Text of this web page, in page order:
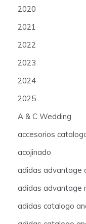
2020
2021
2022
2023
2024
2025
A & C Wedding
accesorios
acojinado
adidas advantage
adidas advantage
adidas catalogo